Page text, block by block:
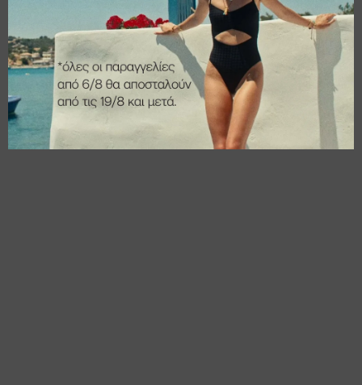
€16,00
€12,80
€16,00
12,80